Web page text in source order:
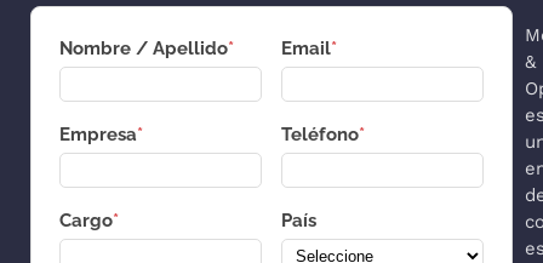
Nombre / Apellido* Email*
Empresa* Teléfono*
Cargo* País
&